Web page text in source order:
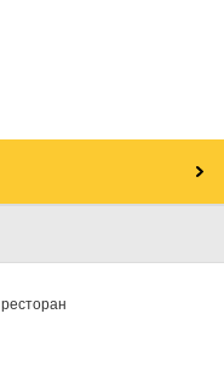
ресторан